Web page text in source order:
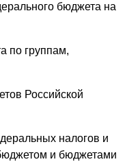
бюджета на
по группам,
Российской
налогов и
и бюджетами